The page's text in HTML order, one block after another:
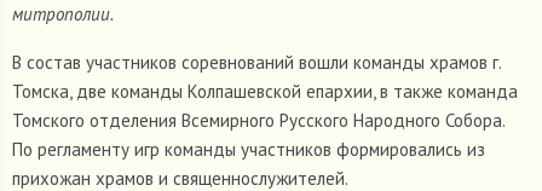
митрополии.
В состав участников соревнований вошли команды храмов г.
Томска, две команды Колпашевской епархии, в также команда
Томского отделения Всемирного Русского Народного Собора.
По регламенту игр команды участников формировались из
прихожан храмов и священнослужителей.